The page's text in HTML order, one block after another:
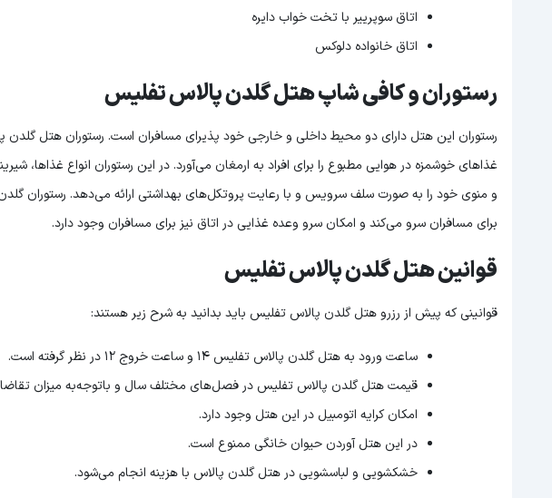
اتاق سوپرییر با تخت خواب دایره
اتاق خانواده دلوکس
رستوران و کافی شاپ هتل گلدن پالاس تفلیس
رستوران این هتل دارای دو محیط داخلی و خارجی خود پذیرای مسافران است. رستوران هتل
غذاهای خوشمزه در هوایی مطبوع را برای افراد به ارمغان می‌آورد. در این رستوران انواع غذاها،
و منوی خود را به ‌صورت سلف سرویس و با رعایت پروتکل‌های بهداشتی ارائه می‌دهد. رستوران
برای مسافران سرو می‌کند و امکان سرو وعده غذایی در اتاق نیز برای مسافران وجود دارد.
قوانین هتل گلدن پالاس تفلیس
قوانینی که پیش از رزرو هتل گلدن پالاس تفلیس باید بدانید به شرح زیر هستند:
ساعت ورود به هتل گلدن پالاس تفلیس 14 و ساعت خروج 12 در نظر گرفته است.
قیمت هتل گلدن پالاس تفلیس در فصل‌های مختلف سال و باتوجه‌به میزان
امکان کرایه اتومبیل در این هتل وجود دارد.
در این هتل آوردن حیوان خانگی ممنوع است.
خشکشویی و لباسشویی در هتل گلدن پالاس با هزینه انجام می‌شود.